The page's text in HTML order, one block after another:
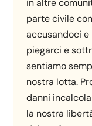
parte civile
accusandoci e
piegarci e
sentiamo
nostra lotta.
danni
la nostra